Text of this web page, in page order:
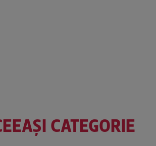
CATEGORIE